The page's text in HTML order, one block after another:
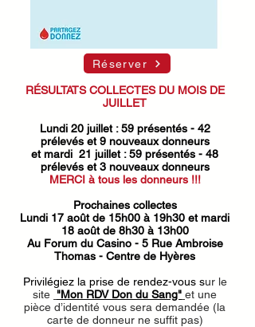
Réserver
RÉSULTATS COLLECTES DU MOIS DE
JUILLET​
Lundi 20 juillet : 59 présentés - 42
prélevés et 9 nouveaux donneurs
et mardi 21 juillet : 59 présentés - 48
prélevés et 3 nouveaux donneurs
MERCI à tous les donneurs !!!
Prochaines collectes
Lundi 17 août de 15h00 à 19h30 et mardi
18 août de 8h30 à 13h00
Au Forum du Casino - 5 Rue Ambroise
Thomas - Centre de Hyères
Privilégiez la prise de rendez-vous sur le
site "Mon RDV Don du Sang" et une
pièce d’identité vous sera demandée (la
carte de donneur ne suffit pas)